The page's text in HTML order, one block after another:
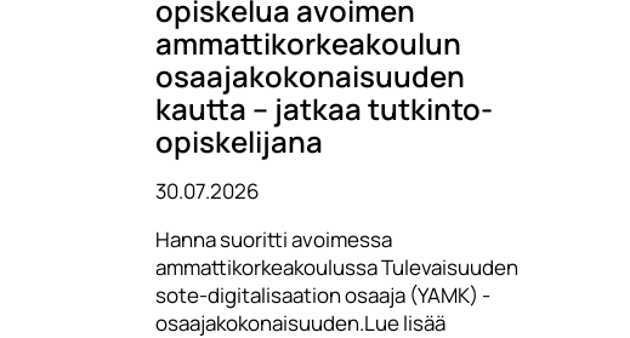
opiskelua avoimen
ammattikorkeakoulun
osaajakokonaisuuden
kautta – jatkaa tutkinto-
opiskelijana
30.07.2026
Hanna suoritti avoimessa
ammattikorkeakoulussa Tulevaisuuden
sote-digitalisaation osaaja (YAMK) -
osaajakokonaisuuden.Lue lisää